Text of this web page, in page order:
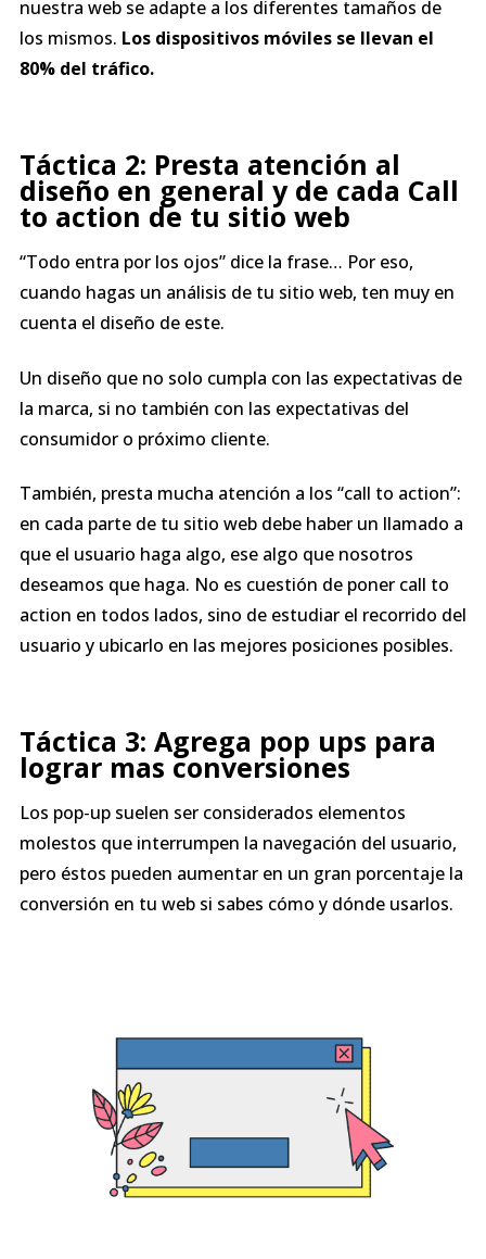
nuestra web se adapte a los diferentes tamaños de
los mismos. Los dispositivos móviles se llevan el
80% del tráfico.
Táctica 2: Presta atención al
diseño en general y de cada Call
to action de tu sitio web
“Todo entra por los ojos” dice la frase… Por eso,
cuando hagas un análisis de tu sitio web, ten muy en
cuenta el diseño de este.
Un diseño que no solo cumpla con las expectativas de
la marca, si no también con las expectativas del
consumidor o próximo cliente.
También, presta mucha atención a los “call to action”:
en cada parte de tu sitio web debe haber un llamado a
que el usuario haga algo, ese algo que nosotros
deseamos que haga. No es cuestión de poner call to
action en todos lados, sino de estudiar el recorrido del
usuario y ubicarlo en las mejores posiciones posibles.
Táctica 3: Agrega pop ups para
lograr mas conversiones
Los pop-up suelen ser considerados elementos
molestos que interrumpen la navegación del usuario,
pero éstos pueden aumentar en un gran porcentaje la
conversión en tu web si sabes cómo y dónde usarlos.